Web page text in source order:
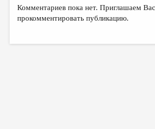
ЦИКЛЫ ПУБЛИКАЦИЙ
Комментариев пока нет. Приглашаем Вас
прокомментировать публикацию.